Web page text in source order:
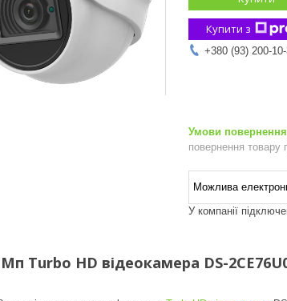
Купити з
+380 (93) 200-
повернення товару
У компанії
Turbo HD відеокамера DS-